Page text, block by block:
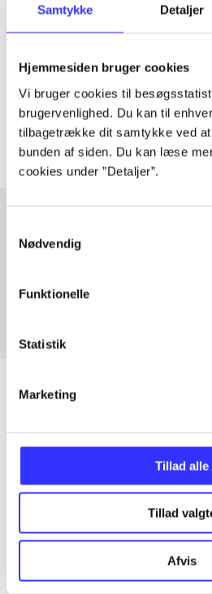
Samtykke Detaljer
Hjemmesiden bruger cookies
Vi bruger cookies til
brugervenlighed. Du kan til
tilbagetrække dit samtykke ved at
bunden af siden. Du kan læse
cookies under ”Detaljer”.
Nødvendig
Funktionelle
Statistik
Marketing
Tillad alle
Tillad
Afvis
Artiklen er en del af
lorem ipsum dolor sit
Tidsskrift
Artiklerne i handler ofte om
Artikler med samme
Alle registrerede artikler fordelt